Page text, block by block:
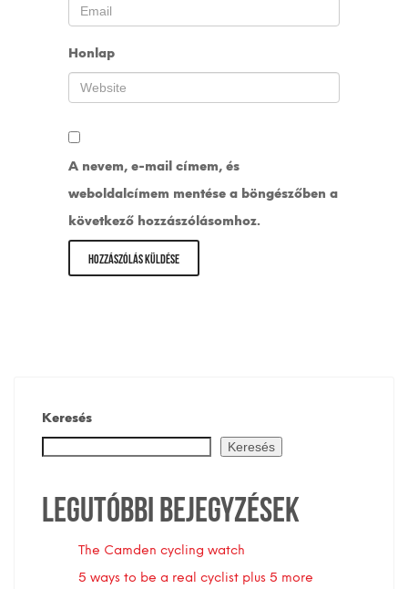
Honlap
A nevem, e-mail címem, és
weboldalcímem mentése a böngészőben a
következő hozzászólásomhoz.
Keresés
Keresés
Legutóbbi bejegyzések
The Camden cycling watch
5 ways to be a real cyclist plus 5 more